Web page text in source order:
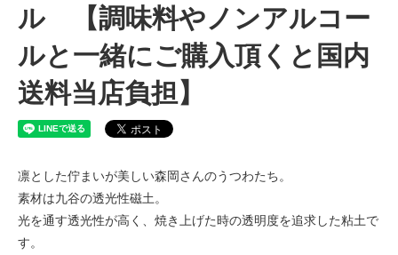
ル 【調味料やノンアルコー
ルと一緒にご購入頂くと国内
送料当店負担】
凛とした佇まいが美しい森岡さんのうつわたち。
素材は九谷の透光性磁土。
光を通す透光性が高く、焼き上げた時の透明度を追求した粘土で
す。